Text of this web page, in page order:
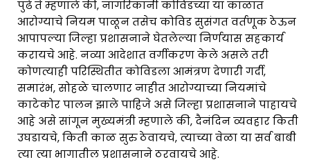
पुढे ते म्हणाले की, नागरिकांनी कोविडच्या या काळात
आरोग्याचे नियम पाळून तसेच कोविड सुसंगत वर्तणूक ठेऊन
आपापल्या जिल्हा प्रशासनाने घेतलेल्या निर्णयास सहकार्य
करायचे आहे. नव्या आदेशात वर्गीकरण केले असले तरी
कोणत्याही परिस्थितीत कोविडला आमंत्रण देणारी गर्दी,
समारंभ, सोहळे चालणार नाहीत आरोग्याच्या नियमांचे
काटेकोर पालन झाले पाहिजे असे जिल्हा प्रशासनाने पाहायचे
आहे असे सांगून मुख्यमंत्री म्हणाले की, दैनंदिन व्यवहार किती
उघडायचे, किती काळ सुरु ठेवायचे, त्याच्या वेळा या सर्व बाबी
त्या त्या भागातील प्रशासनाने ठरवायचे आहे.